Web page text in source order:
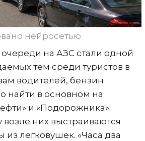
нейросетью
очереди на АЗС стали одной
тем среди туристов в
водителей, бензин
найти в основном на
и «Подорожника».
них выстраиваются
из легковушек. «Часа два